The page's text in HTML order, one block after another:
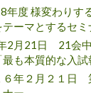
年度 様変わりす
テーマとするセミ
2月21日 21会
も本質的な入試
６年２月２１日